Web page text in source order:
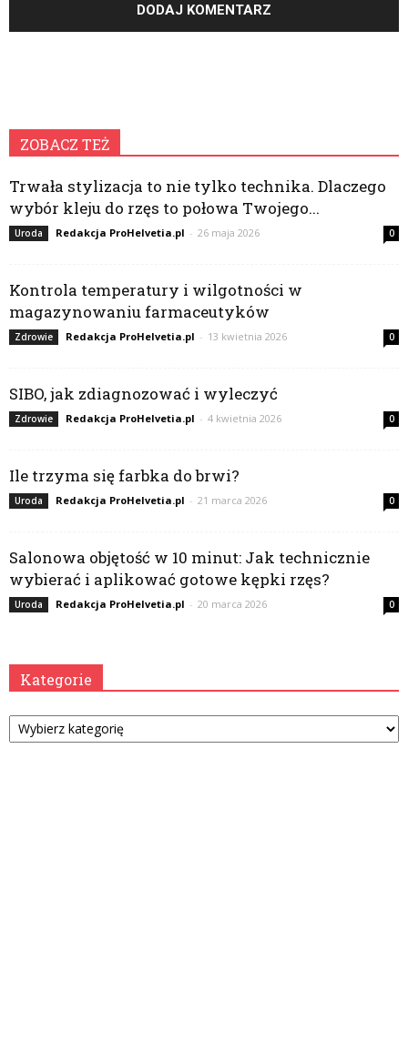
ZOBACZ TEŻ
Trwała stylizacja to nie tylko technika. Dlaczego
wybór kleju do rzęs to połowa Twojego...
Uroda Redakcja ProHelvetia.pl - 26 maja 2026 0
Kontrola temperatury i wilgotności w
magazynowaniu farmaceutyków
Zdrowie Redakcja ProHelvetia.pl - 13 kwietnia 2026 0
SIBO, jak zdiagnozować i wyleczyć
Zdrowie Redakcja ProHelvetia.pl - 4 kwietnia 2026 0
Ile trzyma się farbka do brwi?
Uroda Redakcja ProHelvetia.pl - 21 marca 2026 0
Salonowa objętość w 10 minut: Jak technicznie
wybierać i aplikować gotowe kępki rzęs?
Uroda Redakcja ProHelvetia.pl - 20 marca 2026 0
Kategorie
Kategorie